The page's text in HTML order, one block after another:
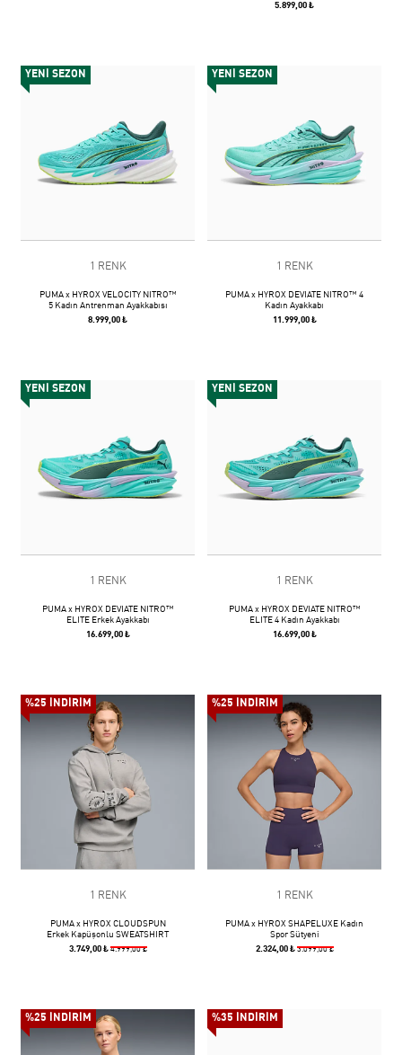
5.899,00 ₺
YENİ SEZON
1 RENK
PUMA x HYROX VELOCITY NITRO™
5 Kadın Antrenman Ayakkabısı
8.999,00 ₺
YENİ SEZON
1 RENK
PUMA x HYROX DEVIATE NITRO™ 4
Kadın Ayakkabı
11.999,00 ₺
YENİ SEZON
1 RENK
PUMA x HYROX DEVIATE NITRO™
ELITE Erkek Ayakkabı
16.699,00 ₺
YENİ SEZON
1 RENK
PUMA x HYROX DEVIATE NITRO™
ELITE 4 Kadın Ayakkabı
16.699,00 ₺
%25 İNDİRİM
1 RENK
PUMA x HYROX CLOUDSPUN
Erkek Kapüşonlu SWEATSHIRT
3.749,00 ₺ 4.999,00 ₺
%25 İNDİRİM
1 RENK
PUMA x HYROX SHAPELUXE Kadın
Spor Sütyeni
2.324,00 ₺ 3.099,00 ₺
%25 İNDİRİM %35 İNDİRİM